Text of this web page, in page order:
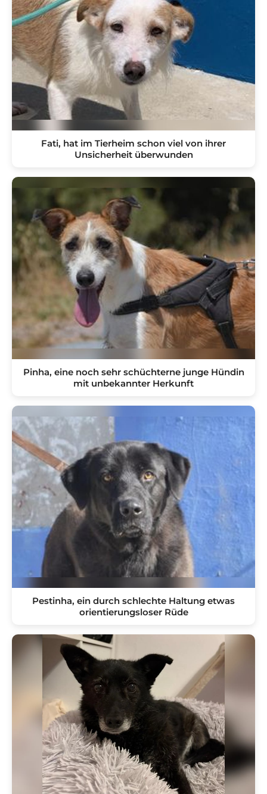
Fati, hat im Tierheim schon viel von ihrer
Unsicherheit überwunden
Pinha, eine noch sehr schüchterne junge Hündin
mit unbekannter Herkunft
Pestinha, ein durch schlechte Haltung etwas
orientierungsloser Rüde